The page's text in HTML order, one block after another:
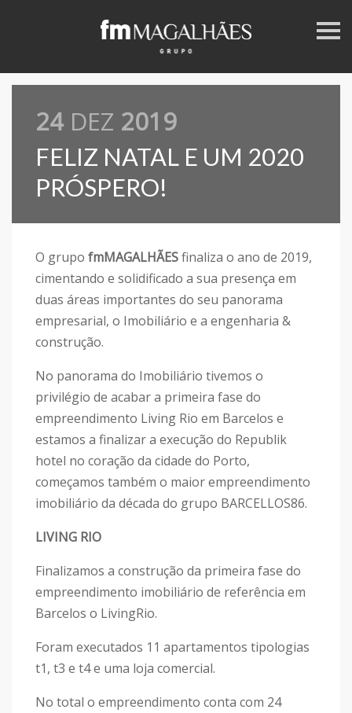
S
k
n
a
24 DEZ 2019
FELIZ NATAL E UM 2020
PRÓSPERO!
O grupo fmMAGALHÃESfinaliza o ano de 2019,
cimentando e solidificado a sua presença em
duas áreas importantes do seu panorama
empresarial, o Imobiliário e a engenharia &
construção.
No panorama do Imobiliário tivemos o
privilégio de acabar a primeira fase do
empreendimento Living Rio em Barcelos e
estamos a finalizar a execução do Republik
hotel no coração da cidade do Porto,
começamos também o maior empreendimento
imobiliário da década do grupo BARCELLOS86.
LIVING RIO
Finalizamos a construção da primeira fase do
empreendimento imobiliário de referência em
Barcelos o LivingRio.
Foram executados 11 apartamentos tipologias
t1, t3 e t4 e uma loja comercial.
No total o empreendimento conta com 24